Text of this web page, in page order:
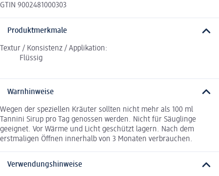
GTIN 9002481000303
Produktmerkmale
Textur / Konsistenz / Applikation:
Flüssig
Warnhinweise
Wegen der speziellen Kräuter sollten nicht mehr als 100 ml
Tannini Sirup pro Tag genossen werden. Nicht für Säuglinge
geeignet. Vor Wärme und Licht geschützt lagern. Nach dem
erstmaligen Öffnen innerhalb von 3 Monaten verbrauchen.
Verwendungshinweise